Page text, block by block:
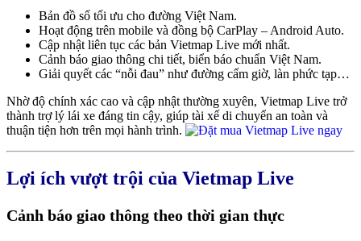
Bản đồ số tối ưu cho đường Việt Nam.
Hoạt động trên mobile và đồng bộ CarPlay – Android Auto.
Cập nhật liên tục các bản Vietmap Live mới nhất.
Cảnh báo giao thông chi tiết, biển báo chuẩn Việt Nam.
Giải quyết các “nỗi đau” như đường cấm giờ, làn phức tạp…
Nhờ độ chính xác cao và cập nhật thường xuyên, Vietmap Live trở
thành trợ lý lái xe đáng tin cậy, giúp tài xế di chuyển an toàn và
thuận tiện hơn trên mọi hành trình.
Lợi ích vượt trội của Vietmap Live
Cảnh báo giao thông theo thời gian thực